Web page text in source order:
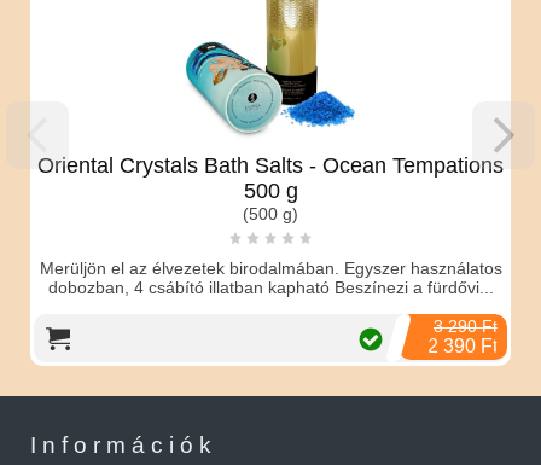
Oriental Crystals Bath Salts - Ocean Tempations
500 g
(500 g)
Merüljön el az élvezetek birodalmában. Egyszer használatos
dobozban, 4 csábító illatban kapható Beszínezi a fürdővi...
3 290 Ft
2 390 Ft
Információk